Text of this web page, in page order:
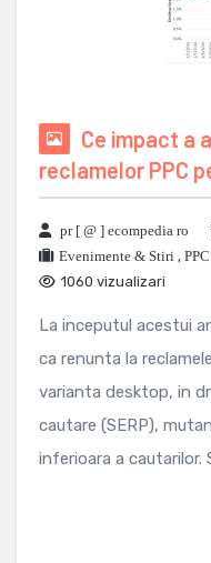
Ce impact a
reclamelor PPC
pr [ @ ] ecompedia ro
Evenimente & Stiri ,
1060 vizualizari
La inceputul acestui
ca renunta la
varianta desktop, in
cautare (SERP),
inferioara a cautarilor.